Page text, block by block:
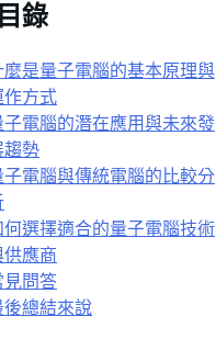
錄
麼是量子電腦的基本原理與
作方式
子電腦的潛在應用與未來發
趨勢
子電腦與傳統電腦的比較分
何選擇適合的量子電腦技術
供應商
見問答
後總結來說